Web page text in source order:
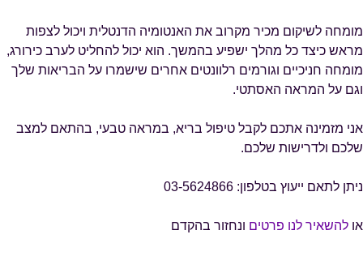
מומחה לשיקום מכיר מקרוב את האנטומיה הדנטלית ויכול לצפות
מראש כיצד כל מהלך ישפיע בהמשך. הוא יכול להחליט לערב כירורג,
מומחה חניכיים וגורמים רלוונטים אחרים שישמרו על הבריאות שלך
וגם על המראה האסתטי.
אני מזמינה אתכם לקבל טיפול בריא, במראה טבעי, בהתאם למצב
שלכם ולדרישות שלכם.
ניתן לתאם ייעוץ בטלפון: 03-5624866
או להשאיר לנו פרטים ונחזור בהקדם